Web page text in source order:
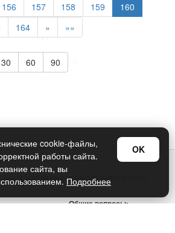
156 157 158 159
160
164 » »»
30 60 90
и обработки персональных данных
Общие вопросы:
cookie-файлы,
работы сайта.
сайта, вы
Подробнее
OK